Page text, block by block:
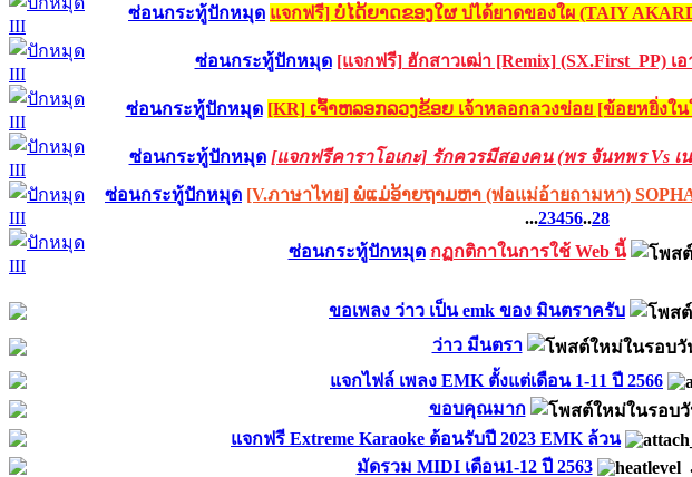
ซ่อนกระทู้ปักหมุด แจกฟรี] ບໍ່ໄດ້ຍາດຂອງໃຜ บ่ได้ยาดของใผ (TAIY
ซ่อนกระทู้ปักหมุด [แจกฟรี] ฮักสาวเฒ่า [Remix] (SX.First_PP) เ
ซ่อนกระทู้ปักหมุด [KR] ເຈົ້າຫລອກລວງຂ້ອຍ เจ้าหลอกลวงข่อย [ข้อยหยิ่งใ
ซ่อนกระทู้ปักหมุด [แจกฟรีคาราโอเกะ] รักควรมีสองคน (พร จันทพร Vs เ
ซ่อนกระทู้ปักหมุด [V.ภาษาไทย] ພໍ່ແມ່ອ້າຍຖາມຫາ (พ่อแม่อ้ายถามหา)
...23456..28
ซ่อนกระทู้ปักหมุด กฏกติกาในการใช้ Web นี้
ขอเพลง ว่าว เป็น emk ของ มินตราครับ
ว่าว มีนตรา
แจกไฟล์ เพลง EMK ตั้งแต่เดือน 1-11 ปี 2566
ขอบคุณมาก
แจกฟรี Extreme Karaoke ต้อนรับปี 2023 EMK ล้วน
มัดรวม MIDI เดือน1-12 ปี 2563